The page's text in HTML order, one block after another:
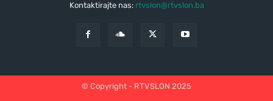
Kontaktirajte nas: rtvslon@rtvslon.ba
© Copyright - RTVSLON 2025